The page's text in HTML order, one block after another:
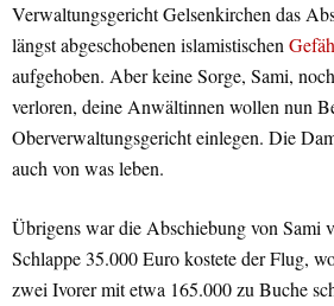
Verwaltungsgericht Gelsenkirchen das
längst abgeschobenen islamistischen
aufgehoben. Aber keine Sorge, Sami,
verloren, deine Anwältinnen wollen nun
Oberverwaltungsgericht einlegen. Die
auch von was leben.
Übrigens war die Abschiebung von Sami
Schlappe 35.000 Euro kostete der Flug,
zwei Ivorer mit etwa 165.000 zu Buche